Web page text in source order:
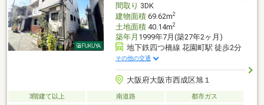
間取り 3DK
建物面積69.62m2
土地面積40.14m2
築年月 1999年7月(築27年2ヶ月)
地下鉄四つ橋線 花園町駅 徒歩2分
その他の交通
大阪府大阪市西成区旭１
3階建て以上 南道路
都市ガス